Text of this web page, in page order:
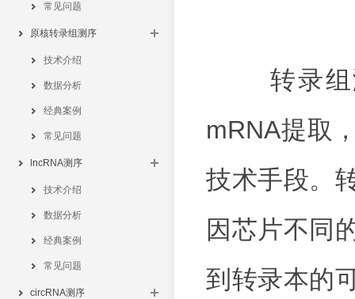
常见问题
原核转录组测序
技术介绍
数据分析
经典案例
常见问题
lncRNA测序
技术介绍
数据分析
经典案例
常见问题
circRNA测序
转录组测
mRNA提取
技术手段。
因芯片不同
到转录本的